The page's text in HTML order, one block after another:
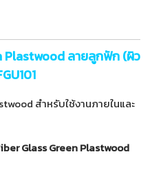
Plastwood ลายลูกฟัก (ผิว
สำหรับใช้งานภายในและ
Glass Green Plastwood